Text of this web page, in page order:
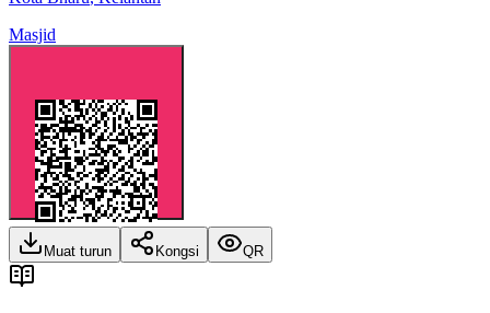
Masjid
Muat turun Kongsi QR